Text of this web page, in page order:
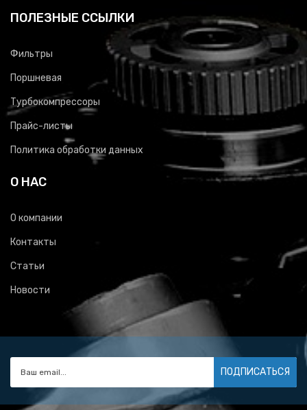
ПОЛЕЗНЫЕ ССЫЛКИ
Фильтры
Поршневая
Турбокомпрессоры
Прайс-листы
Политика обработки данных
О НАС
О компании
Контакты
Статьи
Новости
ПОДПИСАТЬСЯ